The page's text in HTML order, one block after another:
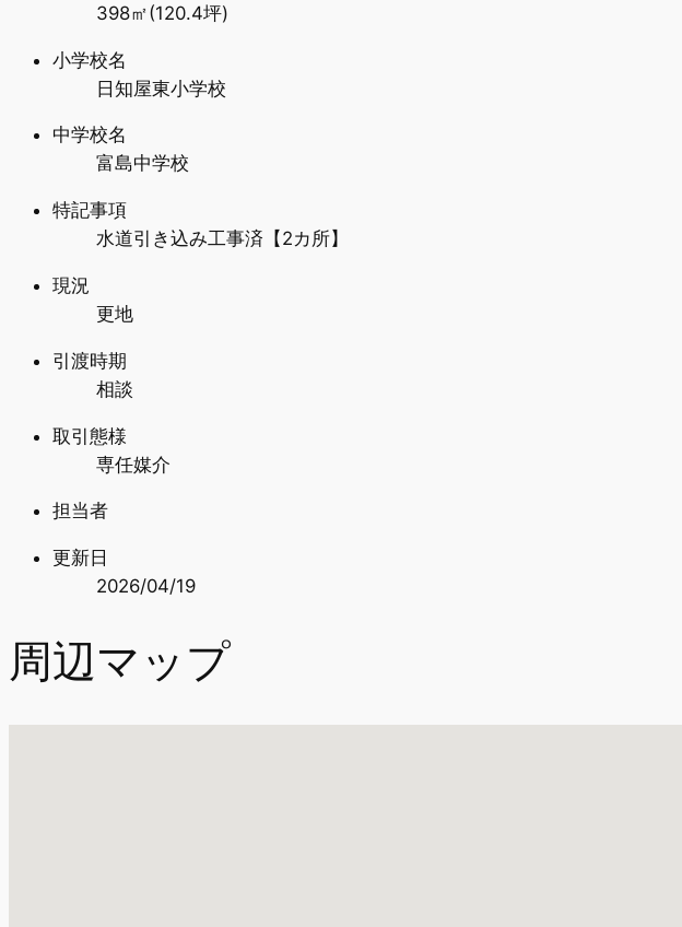
398㎡(120.4坪)
小学校名
日知屋東小学校
中学校名
富島中学校
特記事項
水道引き込み工事済【2カ所】
現況
更地
引渡時期
相談
取引態様
専任媒介
担当者
更新日
2026/04/19
周辺マップ